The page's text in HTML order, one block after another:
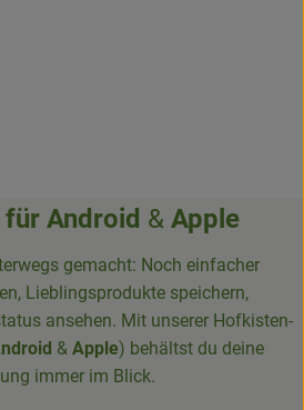
für Android & Apple
gemacht: Noch einfacher
Lieblingsprodukte speichern,
ansehen. Mit unserer Hofkisten-
& Apple) behältst du deine
immer im Blick.